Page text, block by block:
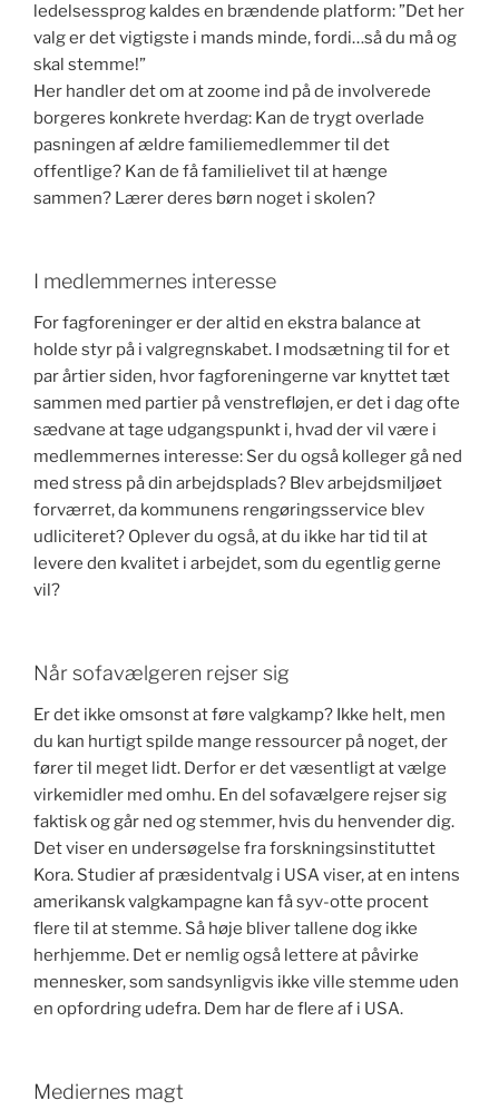
ledelsessprog kaldes en brændende platform: ”Det her
valg er det vigtigste i mands minde, fordi…så du må og
skal stemme!”
Her handler det om at zoome ind på de involverede
borgeres konkrete hverdag: Kan de trygt overlade
pasningen af ældre familiemedlemmer til det
offentlige? Kan de få familielivet til at hænge
sammen? Lærer deres børn noget i skolen?
I medlemmernes interesse
For fagforeninger er der altid en ekstra balance at
holde styr på i valgregnskabet. I modsætning til for et
par årtier siden, hvor fagforeningerne var knyttet tæt
sammen med partier på venstrefløjen, er det i dag ofte
sædvane at tage udgangspunkt i, hvad der vil være i
medlemmernes interesse: Ser du også kolleger gå ned
med stress på din arbejdsplads? Blev arbejdsmiljøet
forværret, da kommunens rengøringsservice blev
udliciteret? Oplever du også, at du ikke har tid til at
levere den kvalitet i arbejdet, som du egentlig gerne
vil?
Når sofavælgeren rejser sig
Er det ikke omsonst at føre valgkamp? Ikke helt, men
du kan hurtigt spilde mange ressourcer på noget, der
fører til meget lidt. Derfor er det væsentligt at vælge
virkemidler med omhu. En del sofavælgere rejser sig
faktisk og går ned og stemmer, hvis du henvender dig.
Det viser en undersøgelse fra forskningsinstituttet
Kora. Studier af præsidentvalg i USA viser, at en intens
amerikansk valgkampagne kan få syv-otte procent
flere til at stemme. Så høje bliver tallene dog ikke
herhjemme. Det er nemlig også lettere at påvirke
mennesker, som sandsynligvis ikke ville stemme uden
en opfordring udefra. Dem har de flere af i USA.
Mediernes magt